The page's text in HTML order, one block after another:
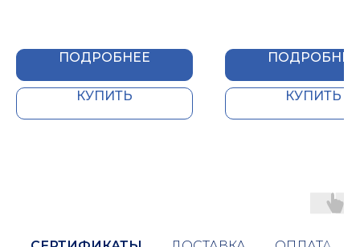
ПОДРОБНЕЕ
КУПИТЬ
ПОДРОБНЕЕ
КУПИТЬ